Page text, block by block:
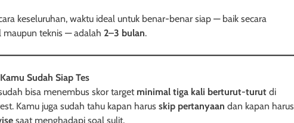
keseluruhan, waktu ideal untuk benar-benar siap — baik secara
maupun teknis — adalah 2–3 bulan.
Sudah Siap Tes
bisa menembus skor target minimal tiga kali berturut-turut di
Kamu juga sudah tahu kapan harus skip pertanyaan dan kapan harus
saat menghadapi soal sulit.